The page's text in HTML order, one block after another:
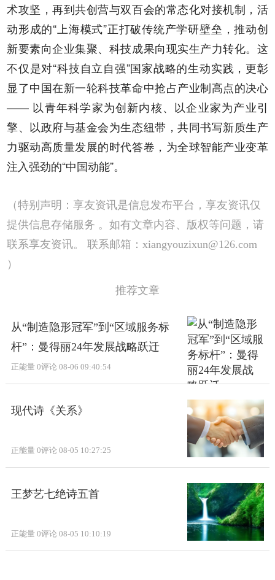
术攻坚，再到共创营与双百会的常态化对接机制，活
动形成的“上海模式”正打破传统产学研壁垒，推动创
新要素向企业集聚、科技成果向现实生产力转化。这
不仅是对“科技自立自强”国家战略的生动实践，更彰
显了中国在新一轮科技革命中抢占产业制高点的决心
—— 以青年科学家为创新内核、以企业家为产业引
擎、以政府与基金会为生态纽带，共同书写新质生产
力驱动高质量发展的时代答卷，为全球智能产业变革
注入强劲的“中国动能”。
（特别声明：享友资讯是信息发布平台，享友资讯仅
提供信息存储服务 。如有文章内容、版权等问题，请
联系享友资讯。 联系邮箱：xiangyouzixun@126.com
）
推荐文章
从“制造隐形冠军”到“区域服务标
杆”：曼得丽24年发展战略跃迁
正能量 0评论 08-06 09:40:54
现代诗《关系》
正能量 0评论 08-05 10:27:25
王梦艺七绝诗五首
正能量 0评论 08-05 10:10:19